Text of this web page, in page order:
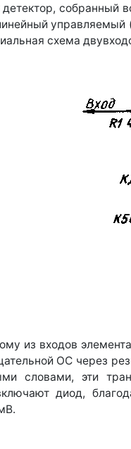
детектор,
схема
из входов
ОС через
словами, эти
диод,